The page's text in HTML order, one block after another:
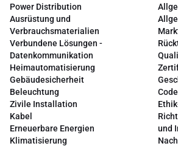
Power Distribution
Ausrüstung und
Verbrauchsmaterialien
Verbundene Lösungen -
Datenkommunikation
Heimautomatisierung
Gebäudesicherheit
Beleuchtung
Zivile Installation
Kabel
Erneuerbare Energien
Klimatisierung
und